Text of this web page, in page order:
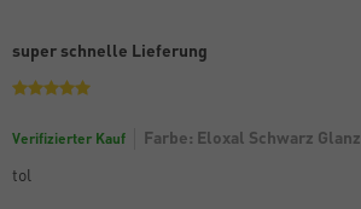
super schnelle Lieferung
Verifizierter Kauf Farbe: Eloxal Schwarz Glanz
tol